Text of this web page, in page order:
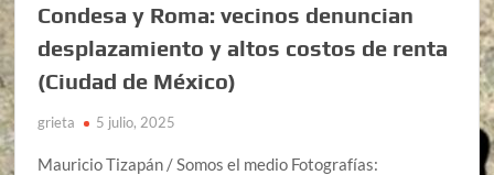
Condesa y Roma: vecinos denuncian
desplazamiento y altos costos de renta
(Ciudad de México)
grieta 5 julio, 2025
Mauricio Tizapán / Somos el medio Fotografías: